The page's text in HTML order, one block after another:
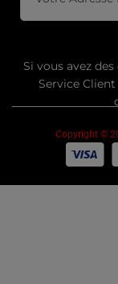
Si vous avez
Service
Copyright ©